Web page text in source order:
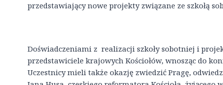
przedstawiający nowe projekty związane ze szkołą
Doświadczeniami z realizacji szkoły sobotniej i
przedstawiciele krajowych Kościołów, wnosząc do
Uczestnicy mieli także okazję zwiedzić Pragę,